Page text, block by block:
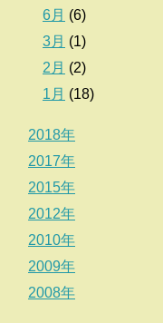
6月 (6)
3月 (1)
2月 (2)
1月 (18)
2018年
2017年
2015年
2012年
2010年
2009年
2008年